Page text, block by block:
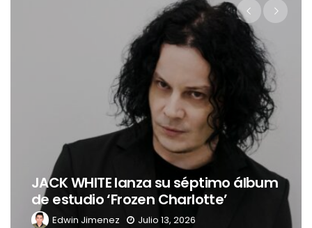
JACK WHITE lanza su séptimo álbum
de estudio ‘Frozen Charlotte’
Edwin Jimenez Julio 13, 2026